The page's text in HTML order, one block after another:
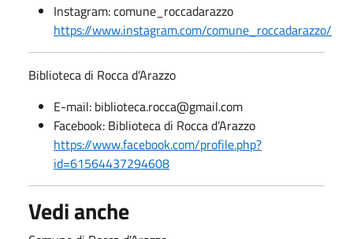
Instagram: comune_roccadarazzo
https://www.instagram.com/comune_roccadarazzo/
Biblioteca di Rocca d’Arazzo
E-mail: biblioteca.rocca@gmail.com
Facebook: Biblioteca di Rocca d’Arazzo
https://www.facebook.com/profile.php?
id=61564437294608
Vedi anche